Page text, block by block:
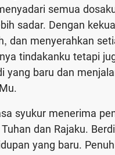
semua
sadar. Dengan
dan menyerahkan
tindakanku tetapi
yang baru dan
syukur menerima
dan Rajaku.
yang baru.